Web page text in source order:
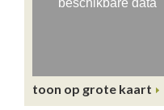
toon op grote kaart